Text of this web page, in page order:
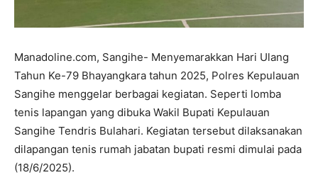
Manadoline.com, Sangihe- Menyemarakkan Hari Ulang
Tahun Ke-79 Bhayangkara tahun 2025, Polres Kepulauan
Sangihe menggelar berbagai kegiatan. Seperti lomba
tenis lapangan yang dibuka Wakil Bupati Kepulauan
Sangihe Tendris Bulahari. Kegiatan tersebut dilaksanakan
dilapangan tenis rumah jabatan bupati resmi dimulai pada
(18/6/2025).